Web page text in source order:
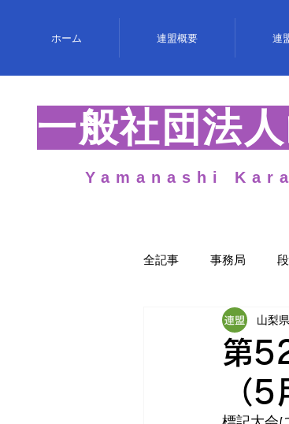
ホーム 連盟概要 連
一般社団法
Yamanashi
全記事 事務局
女性委員会
第
（
山梨